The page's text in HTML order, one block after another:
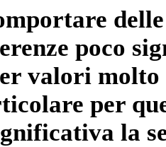
poco
valori
per
la